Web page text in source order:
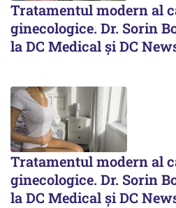
Tratamentul modern al
ginecologice. Dr. Sorin
la DC Medical și DC
Tratamentul modern al
ginecologice. Dr. Sorin
la DC Medical și DC